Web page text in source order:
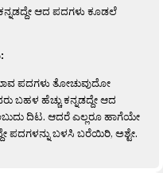
ಆದ ಪದಗಳು ಕೂಡಲೆ
ಪದಗಳು ತೋಚುವುದೋ
ಬಹಳ ಹೆಚ್ಚು ಕನ್ನಡದ್ದೇ ಆದ
ದಿಟ. ಆದರೆ ಎಲ್ಲರೂ ಹಾಗೆಯೇ
ಪದಗಳನ್ನು ಬಳಸಿ ಬರೆಯಿರಿ, ಅಶ್ಟೇ.